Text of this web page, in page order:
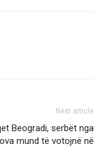
Next article
Beogradi, serbët nga
mund të votojnë në